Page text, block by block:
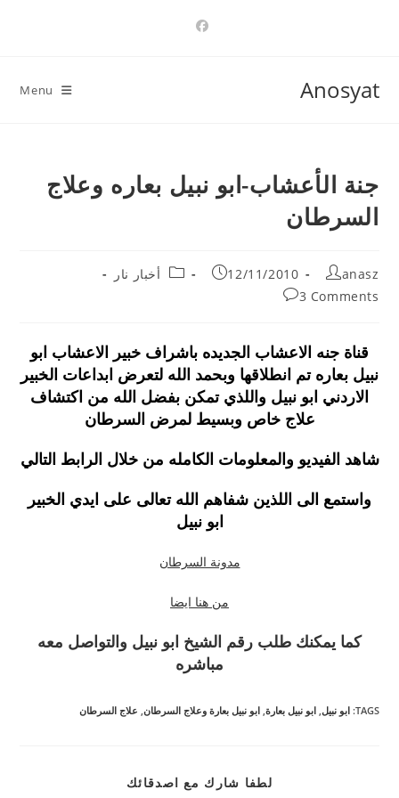
Anosyat
Menu
جنة الأعشاب-ابو نبيل بعاره وعلاج
السرطان
Post
author:
anasz
Post
published:
12/11/2010
Postأخبار نار
Post
3 Comments
قناة جنه الاعشاب الجديده باشراف خبير الاعشاب ابو
نبيل بعاره تم انطلاقها وبحمد الله لتعرض ابداعات الخبير
الاردني ابو نبيل واللذي تمكن بفضل الله من اكتشاف
علاج خاص وبسيط لمرض السرطان
شاهد الفيديو والمعلومات الكامله من خلال الرابط التالي
واستمع الى اللذين شفاهم الله تعالى على ايدي الخبير
ابو نبيل
مدونة السرطان
من هنا ايضا
كما يمكنك طلب رقم الشيخ ابو نبيل والتواصل معه
مباشره
TAGS
:ابو نبيل, ابو نبيل بعارة, ابو نبيل بعارة وعلاج السرطان, علاج السرطان
لطفا شارك مع اصدقائك